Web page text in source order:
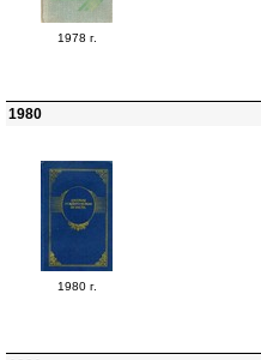
1978 г.
1980
1980 г.